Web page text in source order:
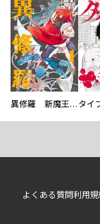
異修羅 新魔王戦争
よくある質問利用